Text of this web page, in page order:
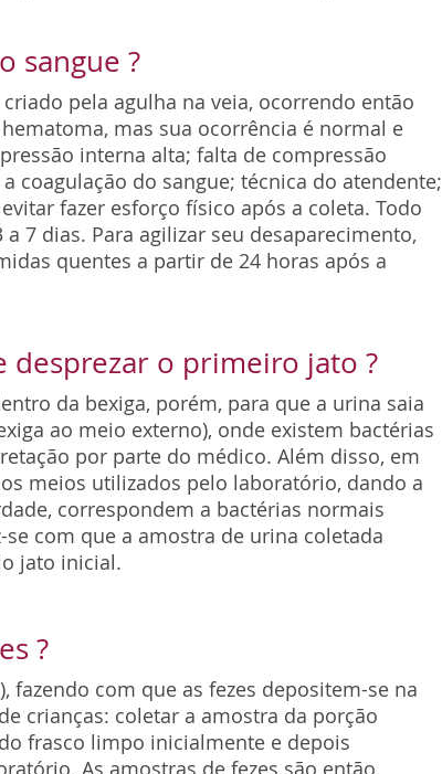
sangue ?
pela agulha na veia, ocorrendo então
mas sua ocorrência é normal e
interna alta; falta de compressão
coagulação do sangue; técnica do atendente;
fazer esforço físico após a coleta. Todo
7 dias. Para agilizar seu desaparecimento,
quentes a partir de 24 horas após a
desprezar o primeiro jato ?
da bexiga, porém, para que a urina saia
ao meio externo), onde existem bactérias
por parte do médico. Além disso, em
meios utilizados pelo laboratório, dando a
correspondem a bactérias normais
com que a amostra de urina coletada
jato inicial.
?
fazendo com que as fezes depositem-se na
crianças: coletar a amostra da porção
frasco limpo inicialmente e depois
As amostras de fezes são então